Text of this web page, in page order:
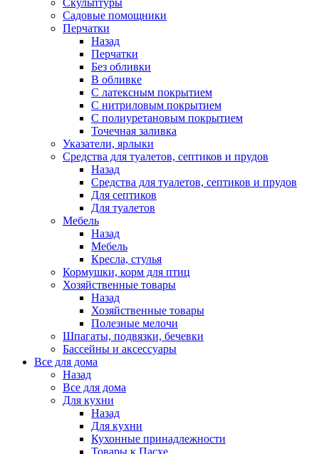
Скульптуры
Садовые помощники
Перчатки
Назад
Перчатки
Без обливки
В обливке
С латексным покрытием
С нитриловым покрытием
С полиуретановым покрытием
Точечная заливка
Указатели, ярлыки
Средства для туалетов, септиков и прудов
Назад
Средства для туалетов, септиков и прудов
Для септиков
Для туалетов
Мебель
Назад
Мебель
Кресла, стулья
Кормушки, корм для птиц
Хозяйственные товары
Назад
Хозяйственные товары
Полезные мелочи
Шпагаты, подвязки, бечевки
Бассейны и аксессуары
Все для дома
Назад
Все для дома
Для кухни
Назад
Для кухни
Кухонные принадлежности
Товары к Пасхе